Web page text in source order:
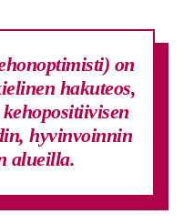
on
hakuteos,
hyvinvoinnin
alueilla.